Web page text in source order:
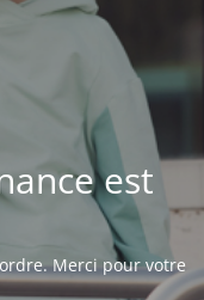
est
Merci pour votre